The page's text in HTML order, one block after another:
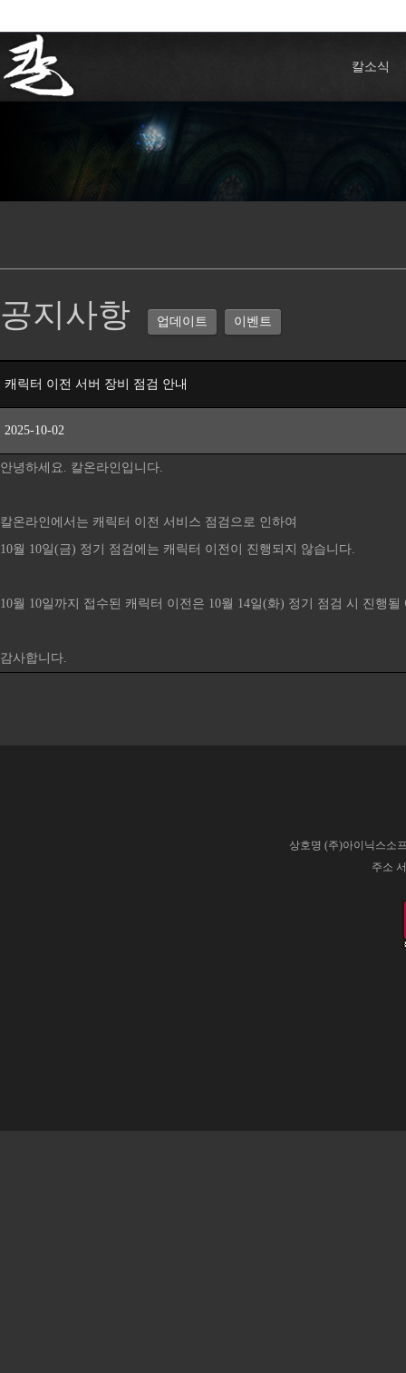
칼소식
공지사항 업데이트 이벤트
캐릭터 이전 서버 장비 점검 안내
2025-10-02
안녕하세요. 칼온라인입니다.
칼온라인에서는 캐릭터 이전 서비스 점검으로 인하여
10월 10일(금) 정기 점검에는 캐릭터 이전이 진행되지 않습니다.
10월 10일까지 접수된 캐릭터 이전은 10월 14일(화) 정기 점검 시 진행될
감사합니다.
상호명 (주)아이닉스소
주소